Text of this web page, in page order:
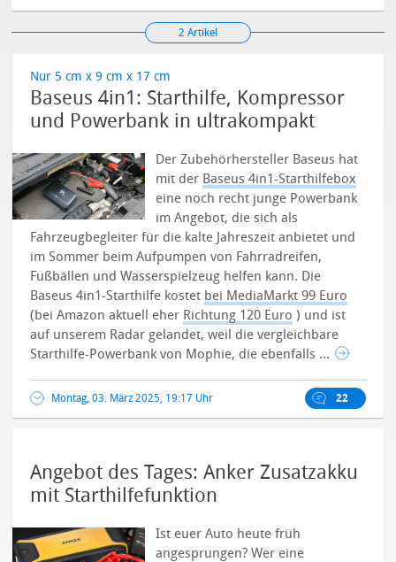
2 Artikel
Nur 5 cm x 9 cm x 17 cm
Baseus 4in1: Starthilfe, Kompressor
und Powerbank in ultrakompakt
Der Zubehörhersteller Baseus hat
mit der Baseus 4in1-Starthilfebox
eine noch recht junge Powerbank
im Angebot, die sich als
Fahrzeugbegleiter für die kalte Jahreszeit anbietet und
im Sommer beim Aufpumpen von Fahrradreifen,
Fußbällen und Wasserspielzeug helfen kann. Die
Baseus 4in1-Starthilfe kostet bei MediaMarkt 99 Euro
(bei Amazon aktuell eher Richtung 120 Euro ) und ist
auf unserem Radar gelandet, weil die vergleichbare
Starthilfe-Powerbank von Mophie, die ebenfalls ...
Montag, 03. März 2025, 19:17 Uhr 22
Angebot des Tages: Anker Zusatzakku
mit Starthilfefunktion
Ist euer Auto heute früh
angesprungen? Wer eine